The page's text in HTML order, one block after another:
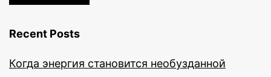
Recent Posts
Когда энергия становится необузданной